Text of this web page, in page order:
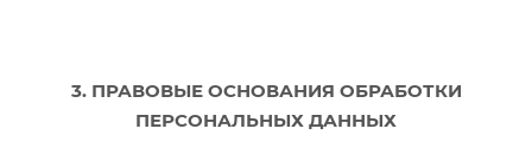
3. ПРАВОВЫЕ ОСНОВАНИЯ ОБРАБОТКИ
ПЕРСОНАЛЬНЫХ ДАННЫХ